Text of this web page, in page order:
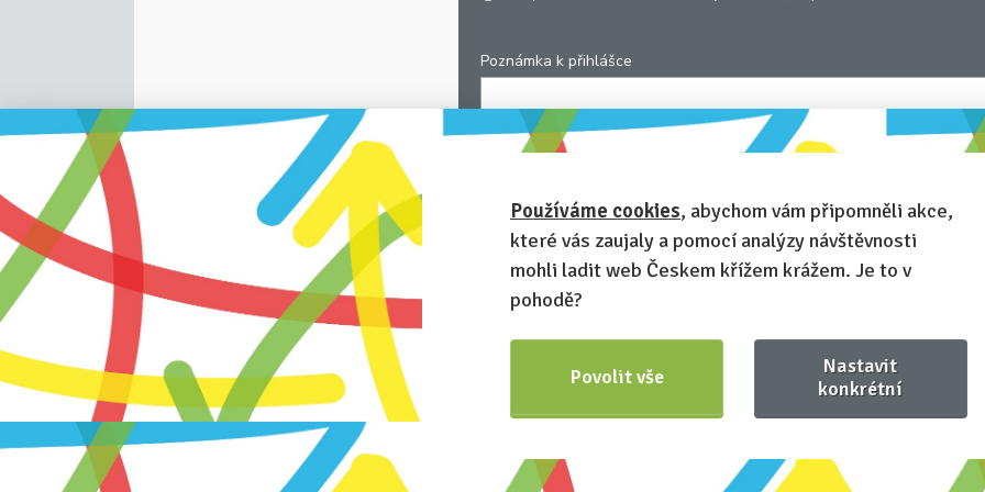
Poznámka k přihlášce
Anonymní profil– odesláním přihlášky se automaticky vytvoří váš
profil na Českem křížem krážem. Zatrhněte tuto volbu a profil bude
Chci dostávat newsletter Českem křížem krážem
Používáme cookies, abychom vám připomněli akce,
které vás zaujaly a pomocí analýzy návštěvnosti
mohli ladit web Českem křížem krážem. Je to v
pohodě?
Povolit vše
Nastavit
konkrétní